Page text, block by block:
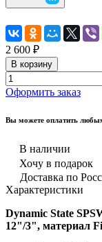
2 600 ₽
В корзину
Оформить заказ
Вы можете оплатить
В наличии
Хочу в подарок
Доставка по
Характеристики
Dynamic State
12"/3", материал